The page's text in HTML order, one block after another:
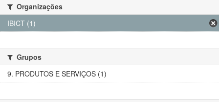
Organizações
IBICT (1)
Grupos
9. PRODUTOS E SERVIÇOS (1)